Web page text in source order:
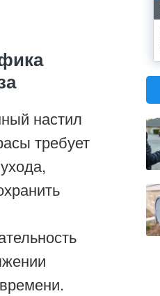
настил
требует